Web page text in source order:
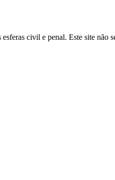
civil e penal. Este site